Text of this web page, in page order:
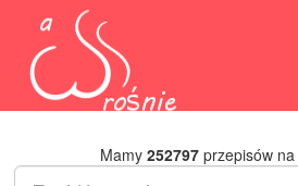
Mamy 252797przepisów na